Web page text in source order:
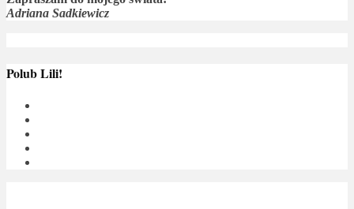
Adriana Sadkiewicz
Polub Lili!